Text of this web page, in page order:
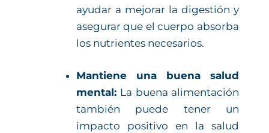
ayudar a mejorar la digestión y
asegurar que el cuerpo absorba
los nutrientes necesarios.
Mantiene una buena salud
mental: La buena alimentación
también puede tener un
impacto positivo en la salud